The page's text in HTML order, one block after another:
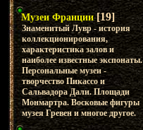
Музеи Франции [19]
Знаменитый Лувр - история
коллекционирования,
характеристика залов и
наиболее известные экспонаты.
Персональные музеи -
творчество Пикассо и
Сальвадора Дали. Площади
Монмартра. Восковые фигуры
музея Гревен и многое другое.